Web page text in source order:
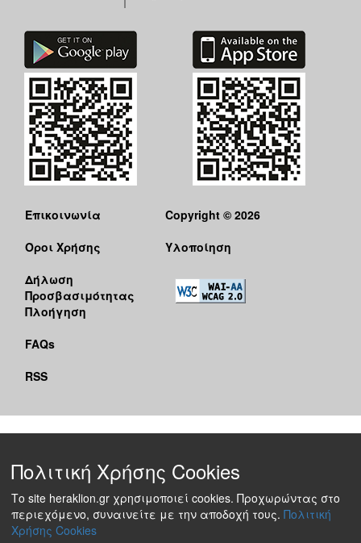
Επικοινωνία
Όροι Χρήσης
Δήλωση
Προσβασιμότητας
Πλοήγηση
FAQs
RSS
Copyright © 2026
Υλοποίηση
Πολιτική Χρήσης Cookies
Το site heraklion.gr χρησιμοποιεί cookies. Προχωρώντας στο
περιεχόμενο, συναινείτε με την αποδοχή τους. Πολιτική
Χρήσης Cookies